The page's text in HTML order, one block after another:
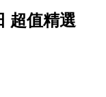
超值精選